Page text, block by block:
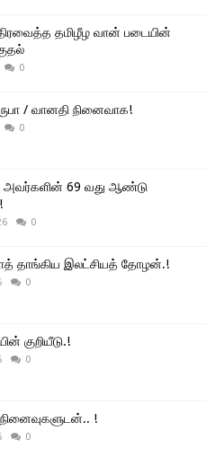
தமிழீழ வான் படையின்
0
/ வானதி நினைவாக!
0
அவர்களின் 69 வது ஆண்டு
0
தாங்கிய இலட்சியத் தோழன்.!
0
குறியீடு.!
0
!
0